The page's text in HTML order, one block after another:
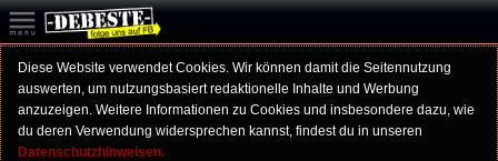
Diese Website verwendet Cookies. Wir können damit die Seitennutzung
auswerten, um nutzungsbasiert redaktionelle Inhalte und Werbung
anzuzeigen. Weitere Informationen zu Cookies und insbesondere dazu, wie
du deren Verwendung widersprechen kannst, findest du in unseren
Datenschutzhinweisen.